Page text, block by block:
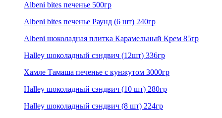
Albeni bites печенье 500гр
Albeni bites печенье Раунд (6 шт) 240гр
Albeni шоколадная плитка Карамельный Крем 85гр
Halley шоколадный сэндвич (12шт) 336гр
Хамле Тамаша печенье с кунжутом 3000гр
Halley шоколадный сэндвич (10 шт) 280гр
Halley шоколадный сэндвич (8 шт) 224гр